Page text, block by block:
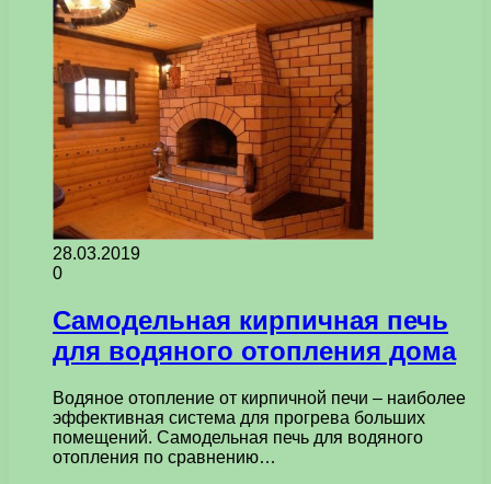
28.03.2019
0
Самодельная кирпичная печь
для водяного отопления дома
Водяное отопление от кирпичной печи – наиболее
эффективная система для прогрева больших
помещений. Самодельная печь для водяного
отопления по сравнению…